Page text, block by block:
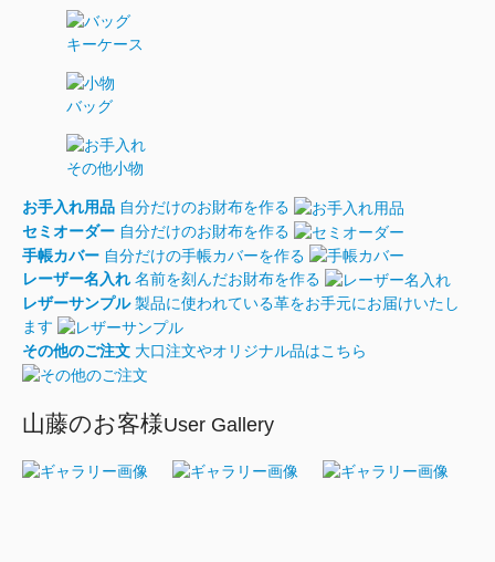
キーケース
バッグ
その他小物
お手入れ用品 自分だけのお財布を作る
セミオーダー 自分だけのお財布を作る
手帳カバー 自分だけの手帳カバーを作る
レーザー名入れ 名前を刻んだお財布を作る
レザーサンプル製品に使われている革をお手元にお届けいたし
ます
その他のご注文 大口注文やオリジナル品はこちら
山藤のお客様User Gallery